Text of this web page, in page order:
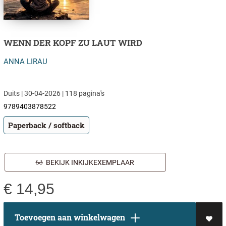
WENN DER KOPF ZU LAUT WIRD
ANNA LIRAU
Duits | 30-04-2026 | 118 pagina's
9789403878522
Paperback / softback
BEKIJK INKIJKEXEMPLAAR
€ 14,95
Toevoegen aan winkelwagen